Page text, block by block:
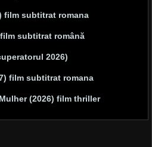
film subtitrat romana
subtitrat română
2026)
film subtitrat romana
(2026) film thriller